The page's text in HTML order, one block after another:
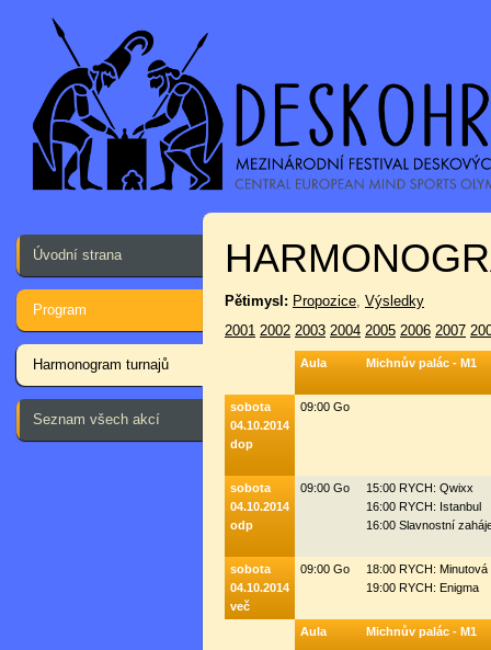
Úvodní strana
Program
Harmonogram turnajů
Seznam všech akcí
Pětimysl: Propozice, Výsledky
2001 2002 2003 2004 2005 2006 2007
Aula Michnův palác - M1
sobota
04.10.2014
dop
09:00 Go
sobota
04.10.2014
odp
09:00 Go
15:00 RYCH: Qwixx
16:00 RYCH: Istanbul
16:00 Slavnostní
sobota
04.10.2014
več
09:00 Go
18:00 RYCH:
19:00 RYCH: Enigma
Aula Michnův palác - M1